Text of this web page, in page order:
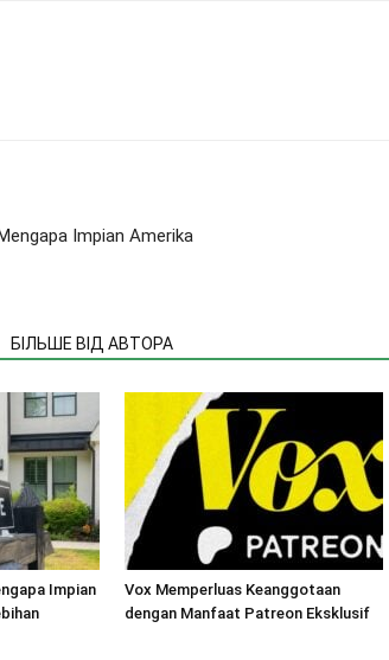
Impian Amerika
БІЛЬШЕ ВІД АВТОРА
Impian
Vox Memperluas Keanggotaan
dengan Manfaat Patreon Eksklusif